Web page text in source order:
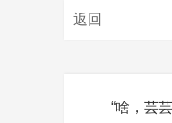
返回
“啥，芸